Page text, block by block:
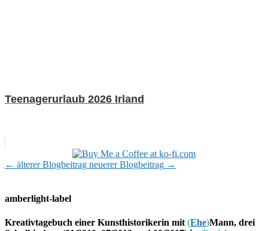
Teenagerurlaub 2026 Irland
← älterer Blogbeitrag neuerer Blogbeitrag →
amberlight-label
Kreativtagebuch einer Kunsthistorikerin mit (Ehe)Mann, drei